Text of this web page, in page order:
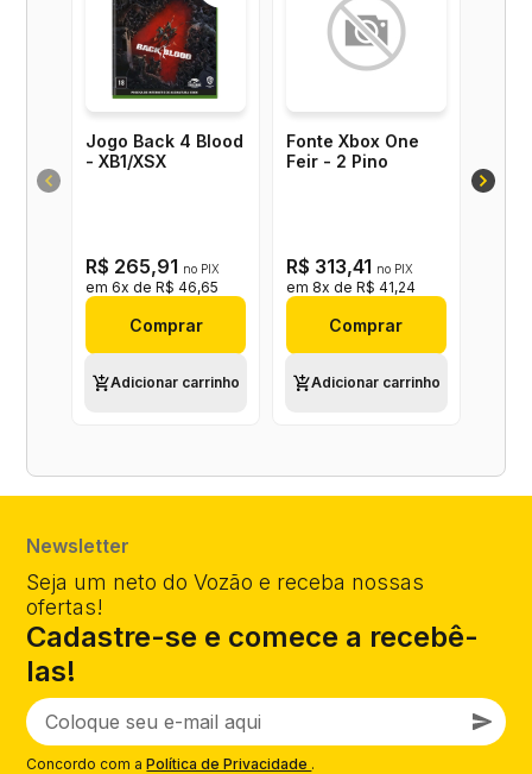
Jogo Back 4 Blood
- XB1/XSX
R$ 265,91 no PIX
em 6x de R$ 46,65
Comprar
Adicionar carrinho
Fonte Xbox One
Feir - 2 Pino
R$ 313,41 no PIX
em 8x de R$ 41,24
Comprar
Adicionar carrinho
Newsletter
Seja um neto do Vozão e receba nossas
ofertas!
Cadastre-se e comece a recebê-
las!
Concordo com aPolítica de Privacidade .